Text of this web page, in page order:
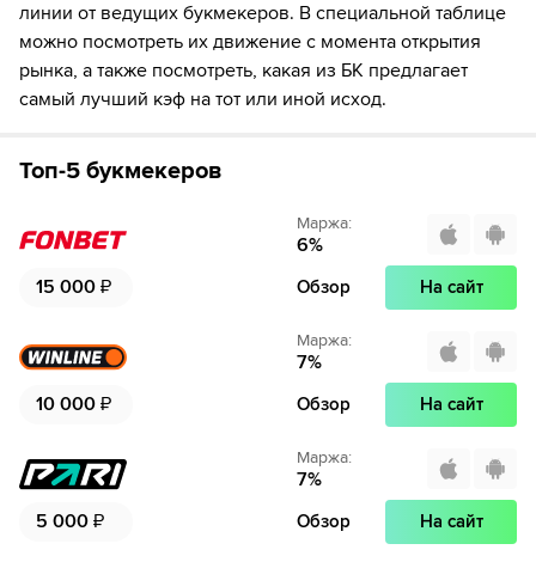
Если качество предоставляемых услуг ОККО ТВ вас не устроит,
можете отвязать карту для последующего списания в течение 7
дней.
линии от ведущих букмекеров. В специальной таблице
можно посмотреть их движение с момента открытия
рынка, а также посмотреть, какая из БК предлагает
самый лучший кэф на тот или иной исход.
Топ-5 букмекеров
15 000 ₽
Маржа:
6%
Обзор На сайт
10 000 ₽
Маржа:
7%
Обзор На сайт
5 000 ₽
Маржа:
7%
Обзор На сайт